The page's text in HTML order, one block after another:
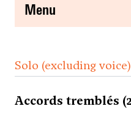
menu
Solo (excluding voice)
Accords tremblés